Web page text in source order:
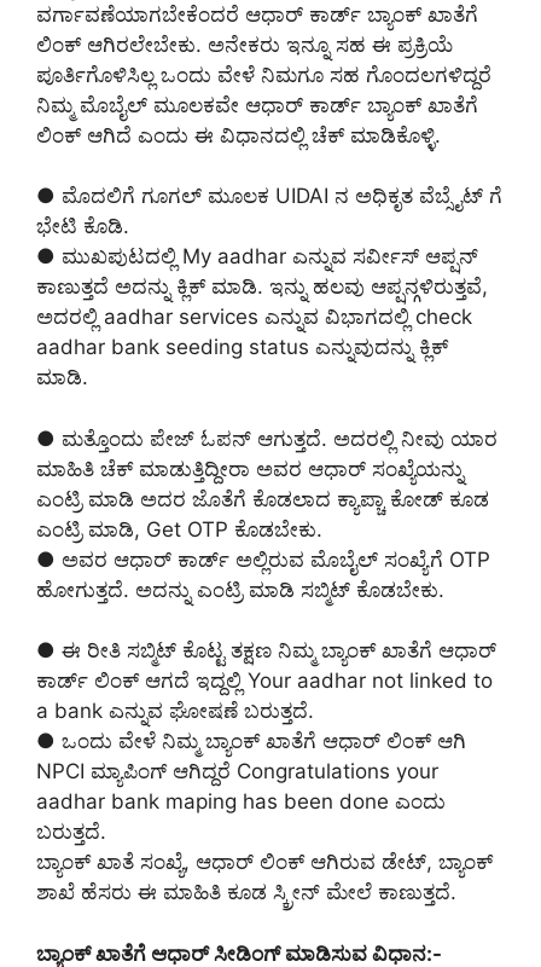
ವರ್ಗಾವಣೆಯಾಗಬೇಕೆಂದರೆ ಆಧಾರ್ ಕಾರ್ಡ್ ಬ್ಯಾಂಕ್ ಖಾತೆಗೆ
ಲಿಂಕ್ ಆಗಿರಲೇಬೇಕು. ಅನೇಕರು ಇನ್ನೂ ಸಹ ಈ ಪ್ರಕ್ರಿಯೆ
ಪೂರ್ತಿಗೊಳಿಸಿಲ್ಲ ಒಂದು ವೇಳೆ ನಿಮಗೂ ಸಹ ಗೊಂದಲಗಳಿದ್ದರೆ
ನಿಮ್ಮ ಮೊಬೈಲ್ ಮೂಲಕವೇ ಆಧಾರ್ ಕಾರ್ಡ್ ಬ್ಯಾಂಕ್ ಖಾತೆಗೆ
ಲಿಂಕ್ ಆಗಿದೆ ಎಂದು ಈ ವಿಧಾನದಲ್ಲಿ ಚೆಕ್ ಮಾಡಿಕೊಳ್ಳಿ.
● ಮೊದಲಿಗೆ ಗೂಗಲ್ ಮೂಲಕ UIDAI ನ ಅಧಿಕೃತ ವೆಬ್ಸೈಟ್ ಗೆ
ಭೇಟಿ ಕೊಡಿ.
● ಮುಖಪುಟದಲ್ಲಿ My aadhar ಎನ್ನುವ ಸರ್ವೀಸ್ ಆಪ್ಷನ್
ಕಾಣುತ್ತದೆ ಅದನ್ನು ಕ್ಲಿಕ್ ಮಾಡಿ. ಇನ್ನು ಹಲವು ಆಪ್ಷನ್ಗಳಿರುತ್ತವೆ,
ಅದರಲ್ಲಿ aadhar services ಎನ್ನುವ ವಿಭಾಗದಲ್ಲಿ check
aadhar bank seeding status ಎನ್ನುವುದನ್ನು ಕ್ಲಿಕ್
ಮಾಡಿ.
● ಮತ್ತೊಂದು ಪೇಜ್ ಓಪನ್ ಆಗುತ್ತದೆ. ಅದರಲ್ಲಿ ನೀವು ಯಾರ
ಮಾಹಿತಿ ಚೆಕ್ ಮಾಡುತ್ತಿದ್ದೀರಾ ಅವರ ಆಧಾರ್ ಸಂಖ್ಯೆಯನ್ನು
ಎಂಟ್ರಿ ಮಾಡಿ ಅದರ ಜೊತೆಗೆ ಕೊಡಲಾದ ಕ್ಯಾಪ್ಚಾ ಕೋಡ್ ಕೂಡ
ಎಂಟ್ರಿ ಮಾಡಿ, Get OTP ಕೊಡಬೇಕು.
● ಅವರ ಆಧಾರ್ ಕಾರ್ಡ್ ಅಲ್ಲಿರುವ ಮೊಬೈಲ್ ಸಂಖ್ಯೆಗೆ OTP
ಹೋಗುತ್ತದೆ. ಅದನ್ನು ಎಂಟ್ರಿ ಮಾಡಿ ಸಬ್ಮಿಟ್ ಕೊಡಬೇಕು.
● ಈ ರೀತಿ ಸಬ್ಮಿಟ್ ಕೊಟ್ಟ ತಕ್ಷಣ ನಿಮ್ಮ ಬ್ಯಾಂಕ್ ಖಾತೆಗೆ ಆಧಾರ್
ಕಾರ್ಡ್ ಲಿಂಕ್ ಆಗದೆ ಇದ್ದಲ್ಲಿ Your aadhar not linked to
a bank ಎನ್ನುವ ಘೋಷಣೆ ಬರುತ್ತದೆ.
● ಒಂದು ವೇಳೆ ನಿಮ್ಮ ಬ್ಯಾಂಕ್ ಖಾತೆಗೆ ಆಧಾರ್ ಲಿಂಕ್ ಆಗಿ
NPCI ಮ್ಯಾಪಿಂಗ್ ಆಗಿದ್ದರೆ Congratulations your
aadhar bank maping has been done ಎಂದು
ಬರುತ್ತದೆ.
ಬ್ಯಾಂಕ್ ಖಾತೆ ಸಂಖ್ಯೆ, ಆಧಾರ್ ಲಿಂಕ್ ಆಗಿರುವ ಡೇಟ್, ಬ್ಯಾಂಕ್
ಶಾಖೆ ಹೆಸರು ಈ ಮಾಹಿತಿ ಕೂಡ ಸ್ಕ್ರೀನ್ ಮೇಲೆ ಕಾಣುತ್ತದೆ.
ಬ್ಯಾಂಕ್ ಖಾತೆಗೆ ಆಧಾರ್ ಸೀಡಿಂಗ್ ಮಾಡಿಸುವ ವಿಧಾನ:-